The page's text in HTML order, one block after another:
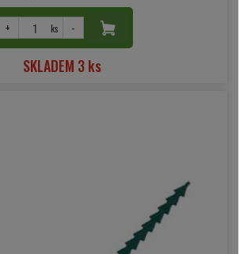
+ ks -
SKLADEM 3 ks